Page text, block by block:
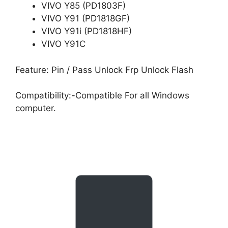
VIVO Y85 (PD1803F)
VIVO Y91 (PD1818GF)
VIVO Y91i (PD1818HF)
VIVO Y91C
Feature: Pin / Pass Unlock Frp Unlock Flash
Compatibility:-Compatible For all Windows
computer.